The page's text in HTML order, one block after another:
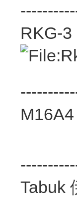
RKG-3
M16A4
Tabuk